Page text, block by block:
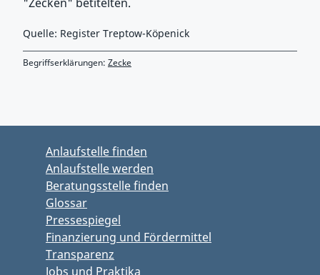
Quelle: Register Treptow-Köpenick
Begriffserklärungen: Zecke
Anlaufstelle finden
Anlaufstelle werden
Beratungsstelle finden
Glossar
Pressespiegel
Finanzierung und Fördermittel
Transparenz
Jobs und Praktika